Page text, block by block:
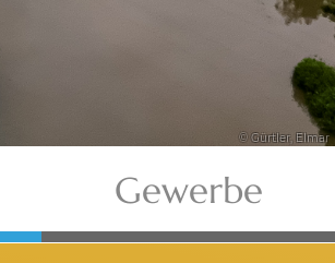
© Gürtler, Elmar
Gewerbe